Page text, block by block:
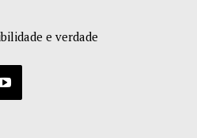
e verdade